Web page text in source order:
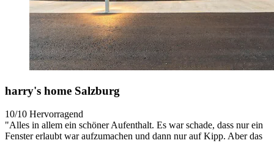
harry's home Salzburg
10/10 Hervorragend
"Alles in allem ein schöner Aufenthalt. Es war schade, dass nur ein
Fenster erlaubt war aufzumachen und dann nur auf Kipp. Aber das